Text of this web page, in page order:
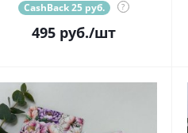
CashBack 25 руб. ?
495руб./шт